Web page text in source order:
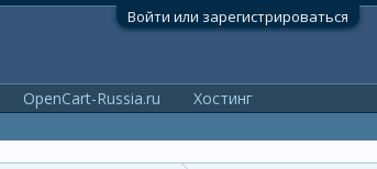
Войти или зарегистрироваться
OpenCart-Russia.ru Хостинг